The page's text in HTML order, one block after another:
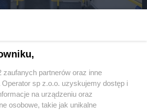
Wkrótce wyjadą na ulice.
między innymi linię 808
lokalnych
zaufanych partnerów oraz inne
sp z.o.o. uzyskujemy dostęp i
na urządzeniu oraz
osobowe, takie jak unikalne